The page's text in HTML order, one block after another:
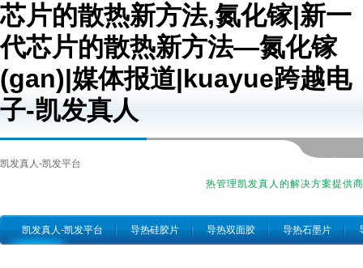
芯片的散热新方法,氮化镓|新一
代芯片的散热新方法—氮化镓
(gan)|媒体报道|kuayue跨越电
子-凯发真人
凯发真人-凯发平台
热管理凯发真人的解决方案提供商
凯发真人-凯发平台 导热硅胶片 导热双面胶 导热石墨片